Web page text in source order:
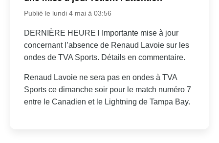
Publié le lundi 4 mai à 03:56
DERNIÈRE HEURE l Importante mise à jour
concernant l’absence de Renaud Lavoie sur les
ondes de TVA Sports. Détails en commentaire.
Renaud Lavoie ne sera pas en ondes à TVA
Sports ce dimanche soir pour le match numéro 7
entre le Canadien et le Lightning de Tampa Bay.